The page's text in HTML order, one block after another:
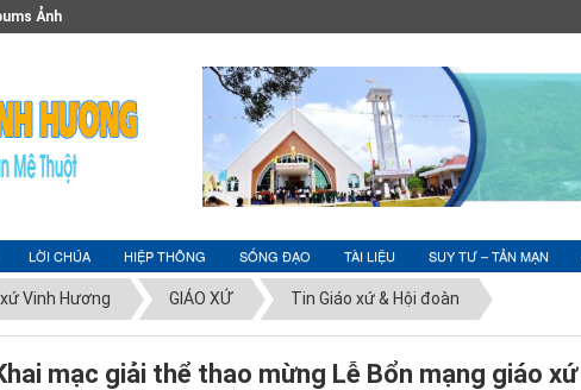
Ảnh
LỜI CHÚA HIỆP THÔNG SỐNG ĐẠO TÀI LIỆU SUY TƯ – TẢN MẠN
Vinh Hương GIÁO XỨ Tin Giáo xứ & Hội đoàn
mạc giải thể thao mừng Lễ Bổn mạng giáo xứ